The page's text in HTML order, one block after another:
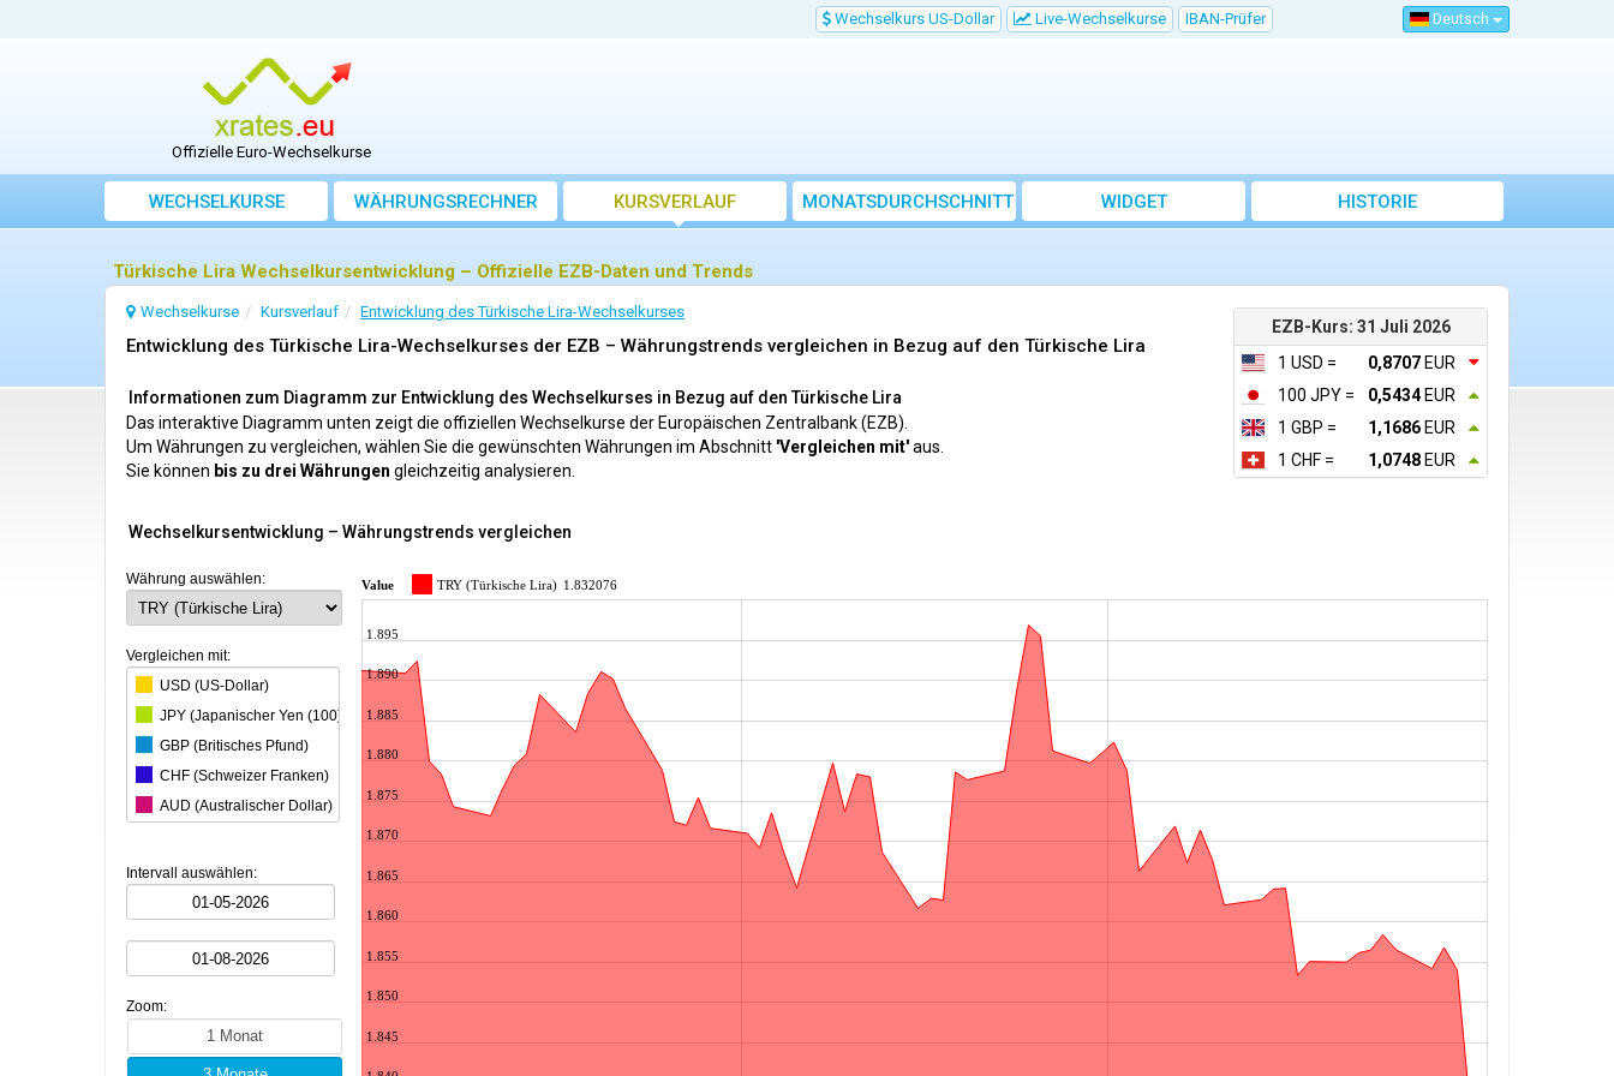
Wechselkurs US-Dollar Live-Wechselkurse IBAN-Prüfer Deutsch
Offizielle Euro-Wechselkurse
WECHSELKURSE WÄHRUNGSRECHNER KURSVERLAUF MONATSDURCHSCHNITT WIDGET HISTORIE
Türkische Lira Wechselkursentwicklung – Offizielle EZB-Daten und Trends
EZB-Kurs: 31 Juli 2026
1 USD =
0,8707 EUR
100 JPY =
0,5434EUR
1 GBP =
1,1686 EUR
1 CHF =
1,0748 EUR
Wechselkurse Kursverlauf Entwicklung des Türkische Lira-Wechselkurses
Entwicklung des Türkische Lira-Wechselkurses der EZB – Währungstrends vergleichen in Bezug auf den Türkische Lira
Informationen zum Diagramm zur Entwicklung des Wechselkurses in Bezug auf den Türkische Lira
Das interaktive Diagramm unten zeigt die offiziellen Wechselkurse der Europäischen Zentralbank (EZB).
Um Währungen zu vergleichen, wählen Sie die gewünschten Währungen im Abschnitt 'Vergleichen mit'aus.
Sie können bis zu drei Währungen gleichzeitig analysieren.
Wechselkursentwicklung – Währungstrends vergleichen
Währung auswählen:
Vergleichen mit:
USD (US-Dollar)
JPY (Japanischer Yen (100))
GBP (Britisches Pfund)
CHF (Schweizer Franken)
AUD (Australischer Dollar)
CNY (Chinesischer Yuan)
KRW (Südkoreanischer Won)
INR (Indische Rupie)
HKD (Hongkong-Dollar)
SGD (Singapur-Dollar)
Intervall auswählen:
Zoom:
Value TRY (Türkische Lira) 1.832076
1.845
1.850
1.855
1.860
1.865
1.870
1.875
1.880
1.885
1.890
1.895